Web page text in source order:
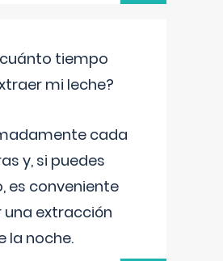
tiempo
mi leche?
cada
y, si puedes
es conveniente
una extracción
la noche.